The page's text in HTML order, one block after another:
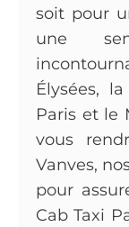
soit pour
une
Élysées,
Paris et le
vous
Vanves,
pour
Cab Taxi